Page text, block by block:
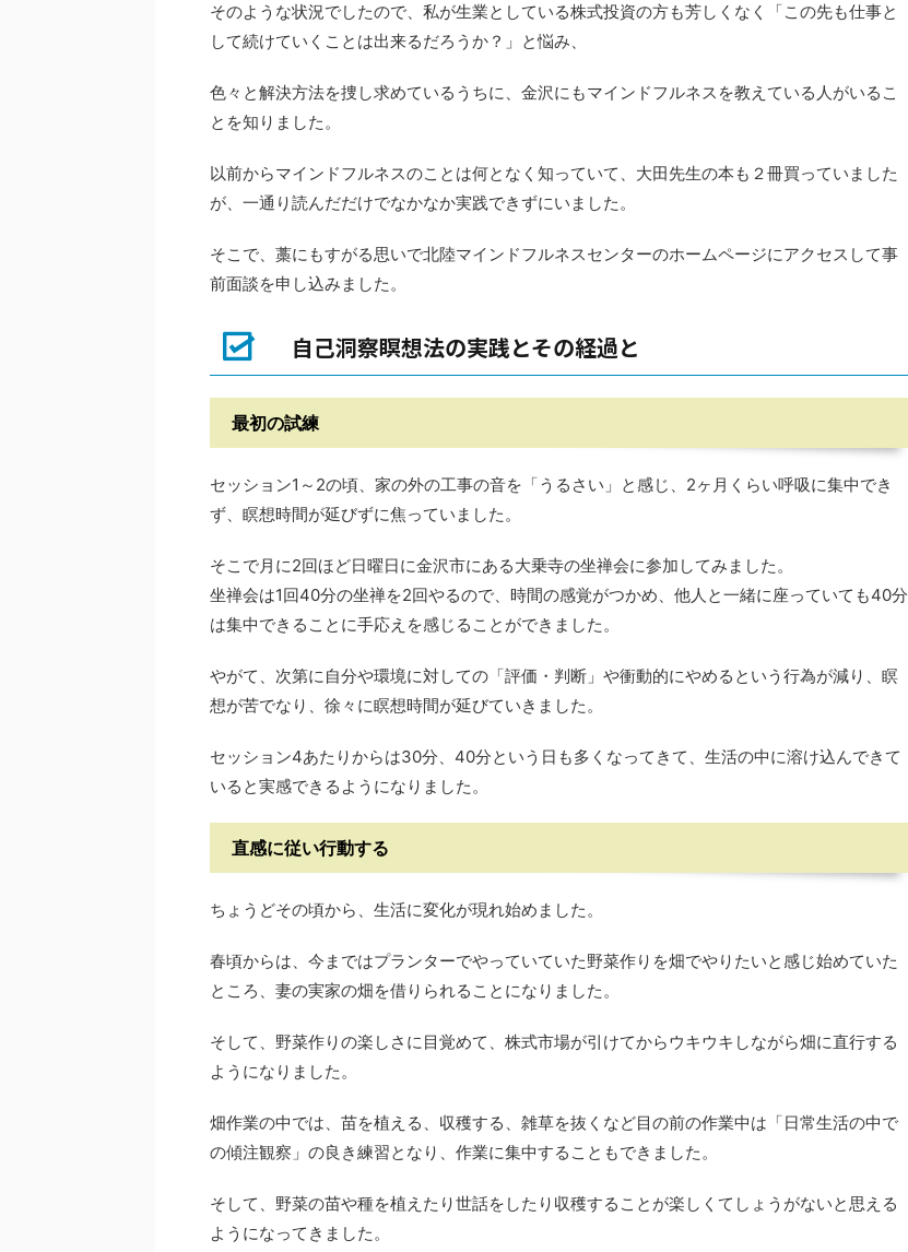
そのような状況でしたので、私が生業としている株式投資の方も芳しくなく「この先も仕事と
して続けていくことは出来るだろうか？」と悩み、
色々と解決方法を捜し求めているうちに、金沢にもマインドフルネスを教えている人がいるこ
とを知りました。
以前からマインドフルネスのことは何となく知っていて、大田先生の本も２冊買っていました
が、一通り読んだだけでなかなか実践できずにいました。
そこで、藁にもすがる思いで北陸マインドフルネスセンターのホームページにアクセスして事
前面談を申し込みました。
自己洞察瞑想法の実践とその経過と
最初の試練
セッション1～2の頃、家の外の工事の音を「うるさい」と感じ、2ヶ月くらい呼吸に集中でき
ず、瞑想時間が延びずに焦っていました。
そこで月に2回ほど日曜日に金沢市にある大乗寺の坐禅会に参加してみました。
坐禅会は1回40分の坐禅を2回やるので、時間の感覚がつかめ、他人と一緒に座っていても40分
は集中できることに手応えを感じることができました。
やがて、次第に自分や環境に対しての「評価・判断」や衝動的にやめるという行為が減り、瞑
想が苦でなり、徐々に瞑想時間が延びていきました。
セッション4あたりからは30分、40分という日も多くなってきて、生活の中に溶け込んできて
いると実感できるようになりました。
直感に従い行動する
ちょうどその頃から、生活に変化が現れ始めました。
春頃からは、今まではプランターでやっていていた野菜作りを畑でやりたいと感じ始めていた
ところ、妻の実家の畑を借りられることになりました。
そして、野菜作りの楽しさに目覚めて、株式市場が引けてからウキウキしながら畑に直行する
ようになりました。
畑作業の中では、苗を植える、収穫する、雑草を抜くなど目の前の作業中は「日常生活の中で
の傾注観察」の良き練習となり、作業に集中することもできました。
そして、野菜の苗や種を植えたり世話をしたり収穫することが楽しくてしょうがないと思える
ようになってきました。